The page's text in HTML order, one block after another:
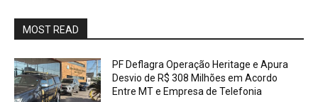
MOST READ
PF Deflagra Operação Heritage e Apura
Desvio de R$ 308 Milhões em Acordo
Entre MT e Empresa de Telefonia